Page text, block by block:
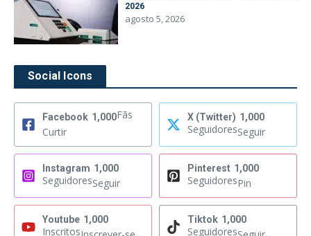
2026
agosto 5, 2026
Social Icons
Facebook 1,000Fãs
Curtir
X (Twitter) 1,000
SeguidoresSeguir
Instagram 1,000
SeguidoresSeguir
Pinterest 1,000
SeguidoresPin
Youtube 1,000
Inscritos
Tiktok 1,000
Seguidores